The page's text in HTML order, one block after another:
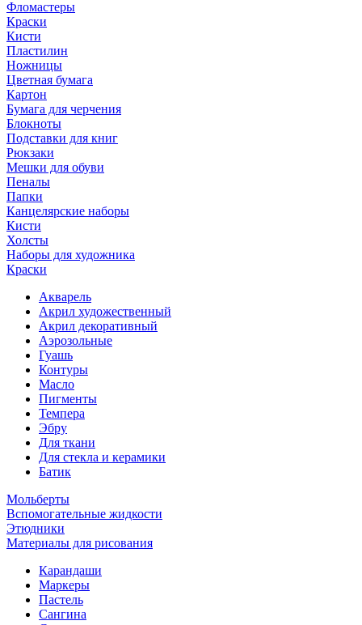
Фломастеры
Краски
Кисти
Пластилин
Ножницы
Цветная бумага
Картон
Бумага для черчения
Блокноты
Подставки для книг
Рюкзаки
Мешки для обуви
Пеналы
Папки
Канцелярские наборы
Кисти
Холсты
Наборы для художника
Краски
Акварель
Акрил художественный
Акрил декоративный
Аэрозольные
Гуашь
Контуры
Масло
Пигменты
Темпера
Эбру
Для ткани
Для стекла и керамики
Батик
Мольберты
Вспомогательные жидкости
Этюдники
Материалы для рисования
Карандаши
Маркеры
Пастель
Сангина